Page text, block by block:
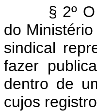
§ 2º O
do
sindical
fazer
dentro de
cujos